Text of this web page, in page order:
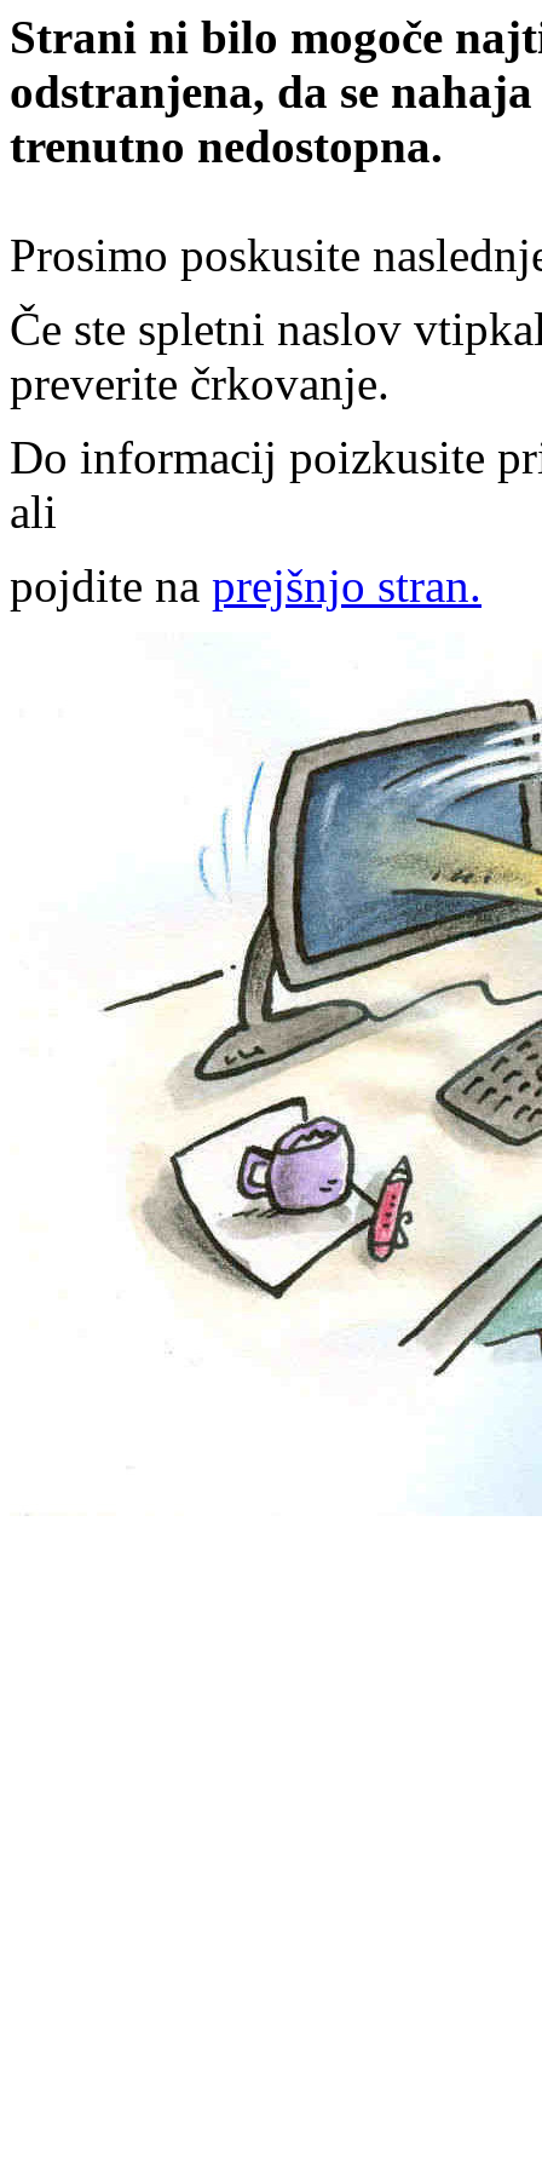
Strani ni bilo mogoče
odstranjena, da se
trenutno nedostopna.
Prosimo poskusite
Če ste spletni naslov
preverite črkovanje.
Do informacij poizkusite
ali
pojdite na prejšnjo stran.